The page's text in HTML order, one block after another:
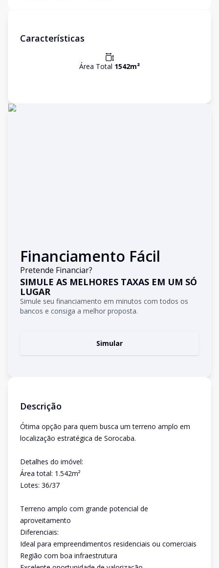
Características
Área Total 1542m²
Financiamento Fácil
Pretende Financiar?
SIMULE AS MELHORES TAXAS EM UM SÓ
LUGAR
Simule seu financiamento em minutos com todos os
bancos e consiga a melhor proposta.
Simular
Descrição
Ótima opção para quem busca um terreno amplo em
localização estratégica de Sorocaba.
Detalhes do imóvel:
Área total: 1.542m²
Lotes: 36/37
Terreno amplo com grande potencial de
aproveitamento
Diferenciais:
Ideal para empreendimentos residenciais ou comerciais
Região com boa infraestrutura